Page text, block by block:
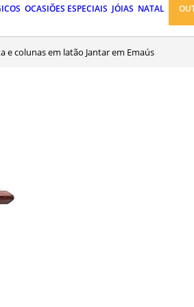
OCASIÕES ESPECIAIS JÓIAS NATAL
e colunas em latão Jantar em Emaús